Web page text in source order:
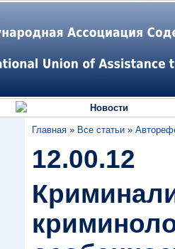
Новости
Главная » Все статьи »
12.00.12